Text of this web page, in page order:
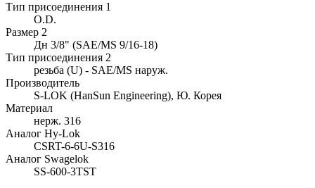
Тип присоединения 1
O.D.
Размер 2
Дн 3/8" (SAE/MS 9/16-18)
Тип присоединения 2
резьба (U) - SAE/MS наруж.
Производитель
S-LOK (HanSun Engineering), Ю. Корея
Материал
нерж. 316
Аналог Hy-Lok
CSRT-6-6U-S316
Аналог Swagelok
SS-600-3TST